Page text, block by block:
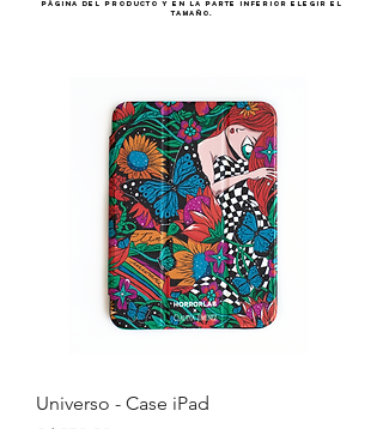
página del producto y en la parte inferior elegir el
tamaño.
Universo - Case iPad